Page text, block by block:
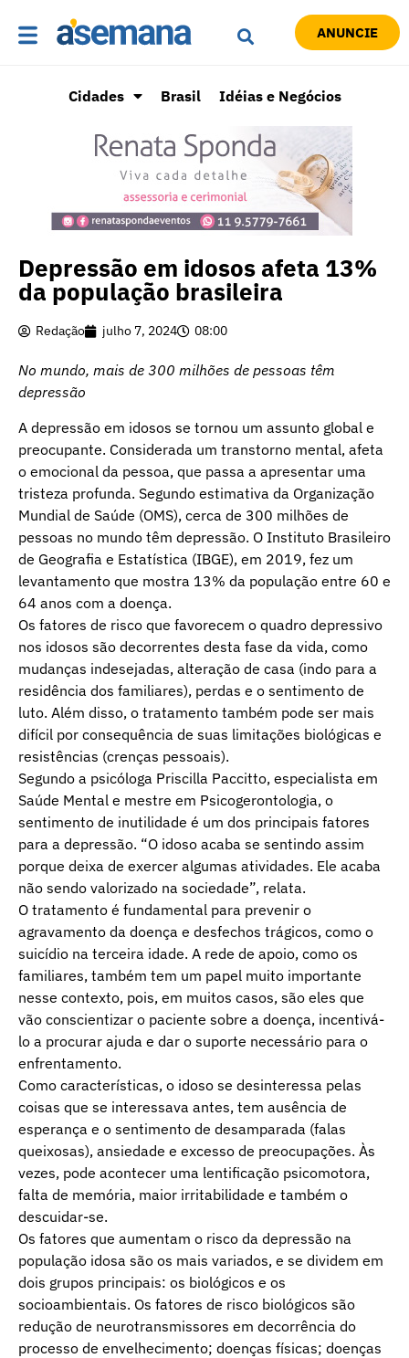
ANUNCIE
Cidades Brasil Idéias e Negócios
Depressão em idosos afeta 13%
da população brasileira
Redação julho 7, 2024 08:00
No mundo, mais de 300 milhões de pessoas têm
depressão
A depressão em idosos se tornou um assunto global e
preocupante. Considerada um transtorno mental, afeta
o emocional da pessoa, que passa a apresentar uma
tristeza profunda. Segundo estimativa da Organização
Mundial de Saúde (OMS), cerca de 300 milhões de
pessoas no mundo têm depressão. O Instituto Brasileiro
de Geografia e Estatística (IBGE), em 2019, fez um
levantamento que mostra 13% da população entre 60 e
64 anos com a doença.
Os fatores de risco que favorecem o quadro depressivo
nos idosos são decorrentes desta fase da vida, como
mudanças indesejadas, alteração de casa (indo para a
residência dos familiares), perdas e o sentimento de
luto. Além disso, o tratamento também pode ser mais
difícil por consequência de suas limitações biológicas e
resistências (crenças pessoais).
Segundo a psicóloga Priscilla Paccitto, especialista em
Saúde Mental e mestre em Psicogerontologia, o
sentimento de inutilidade é um dos principais fatores
para a depressão. “O idoso acaba se sentindo assim
porque deixa de exercer algumas atividades. Ele acaba
não sendo valorizado na sociedade”, relata.
O tratamento é fundamental para prevenir o
agravamento da doença e desfechos trágicos, como o
suicídio na terceira idade. A rede de apoio, como os
familiares, também tem um papel muito importante
nesse contexto, pois, em muitos casos, são eles que
vão conscientizar o paciente sobre a doença, incentivá-
lo a procurar ajuda e dar o suporte necessário para o
enfrentamento.
Como características, o idoso se desinteressa pelas
coisas que se interessava antes, tem ausência de
esperança e o sentimento de desamparada (falas
queixosas), ansiedade e excesso de preocupações. Às
vezes, pode acontecer uma lentificação psicomotora,
falta de memória, maior irritabilidade e também o
descuidar-se.
Os fatores que aumentam o risco da depressão na
população idosa são os mais variados, e se dividem em
dois grupos principais: os biológicos e os
socioambientais. Os fatores de risco biológicos são
redução de neurotransmissores em decorrência do
processo de envelhecimento; doenças físicas; doenças